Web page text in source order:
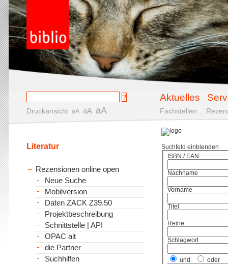
Aktuelles
Druckansicht aA aA aA Fachstellen
Suchfeld einblenden
ISBN / EAN
Nachname
Vorname
Titel
Reihe
Schlagwort
und oder
Literatur
Rezensionen online open
Neue Suche
Mobilversion
Daten ZACK Z39.50
Projektbeschreibung
Schnittstelle | API
OPAC alt
die Partner
Suchhilfen